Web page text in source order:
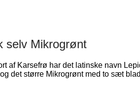
selv Mikrogrønt
af Karsefrø har det latinske navn
det større Mikrogrønt med to sæt